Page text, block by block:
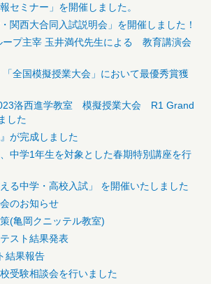
セミナー」を開催しました。
・関西大合同入試説明会」を開催しました！
ープ主宰 玉井満代先生による 教育講演会
「全国模擬授業大会」において最優秀賞獲
洛西進学教室 模擬授業大会 R1 Grand
した
が完成しました
中学1年生を対象とした春期特別講座を行
える中学・高校入試」 を開催いたしました
のお知らせ
(亀岡クニッテル教室)
スト結果発表
結果報告
受験相談会を行いました